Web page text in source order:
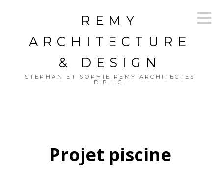
principal
REMY
ARCHITECTURE
& DESIGN
STEPHAN ET SOPHIE REMY ARCHITECTES
D.P.L.G.
Projet piscine